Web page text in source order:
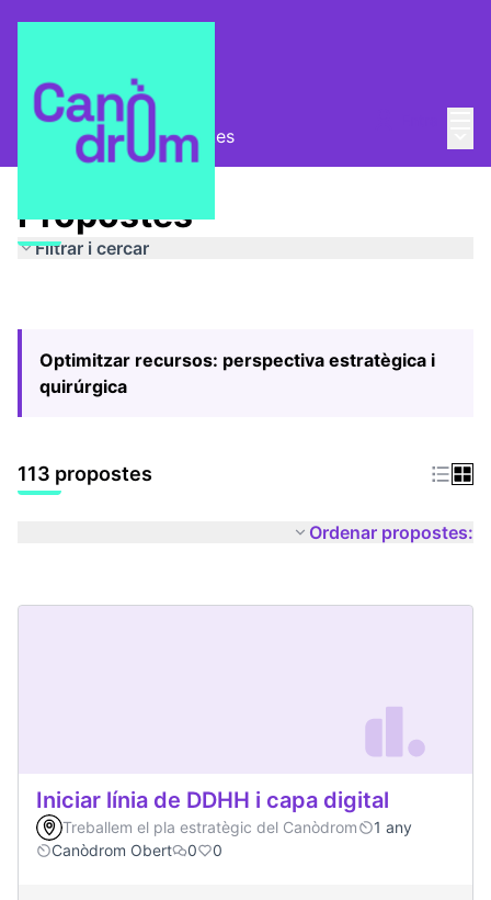
Pla Estratègic Propostes
Propostes
Filtrar i cercar
Optimitzar recursos: perspectiva estratègica i
quirúrgica
113 propostes
Ordenar propostes:
Iniciar línia de DDHH i capa digital
Treballem el pla estratègic del Canòdrom
1 any
Canòdrom Obert
0 0